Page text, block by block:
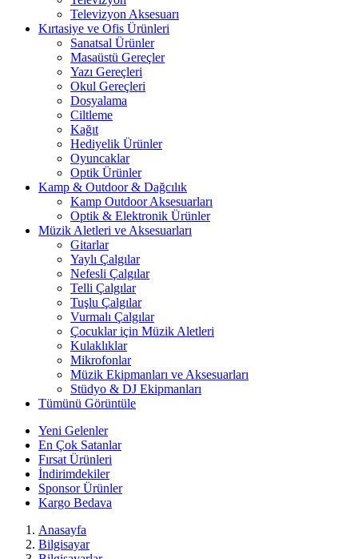
Televizyon Aksesuarı
Kırtasiye ve Ofis Ürünleri
Sanatsal Ürünler
Masaüstü Gereçler
Yazı Gereçleri
Okul Gereçleri
Dosyalama
Ciltleme
Kağıt
Hediyelik Ürünler
Oyuncaklar
Optik Ürünler
Kamp & Outdoor & Dağcılık
Kamp Outdoor Aksesuarları
Optik & Elektronik Ürünler
Müzik Aletleri ve Aksesuarları
Gitarlar
Yaylı Çalgılar
Nefesli Çalgılar
Telli Çalgılar
Tuşlu Çalgılar
Vurmalı Çalgılar
Çocuklar için Müzik Aletleri
Kulaklıklar
Mikrofonlar
Müzik Ekipmanları ve Aksesuarları
Stüdyo & DJ Ekipmanları
Tümünü Görüntüle
Yeni Gelenler
En Çok Satanlar
Fırsat Ürünleri
İndirimdekiler
Sponsor Ürünler
Kargo Bedava
Anasayfa
Bilgisayar